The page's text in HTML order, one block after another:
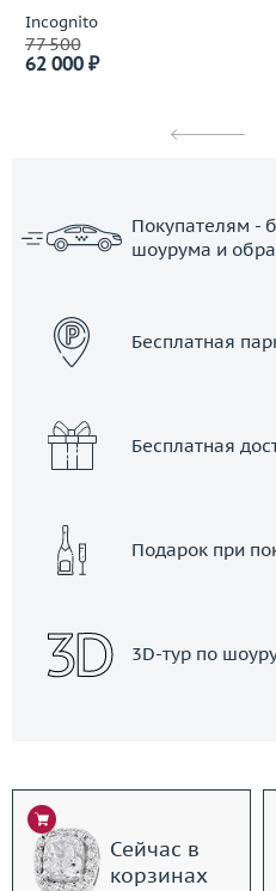
Incognito
77 500
62 000 ₽
Покупателям -
шоурума и
Бесплатная
Бесплатная
Подарок при
3D-тур по
Сейчас в
корзинах